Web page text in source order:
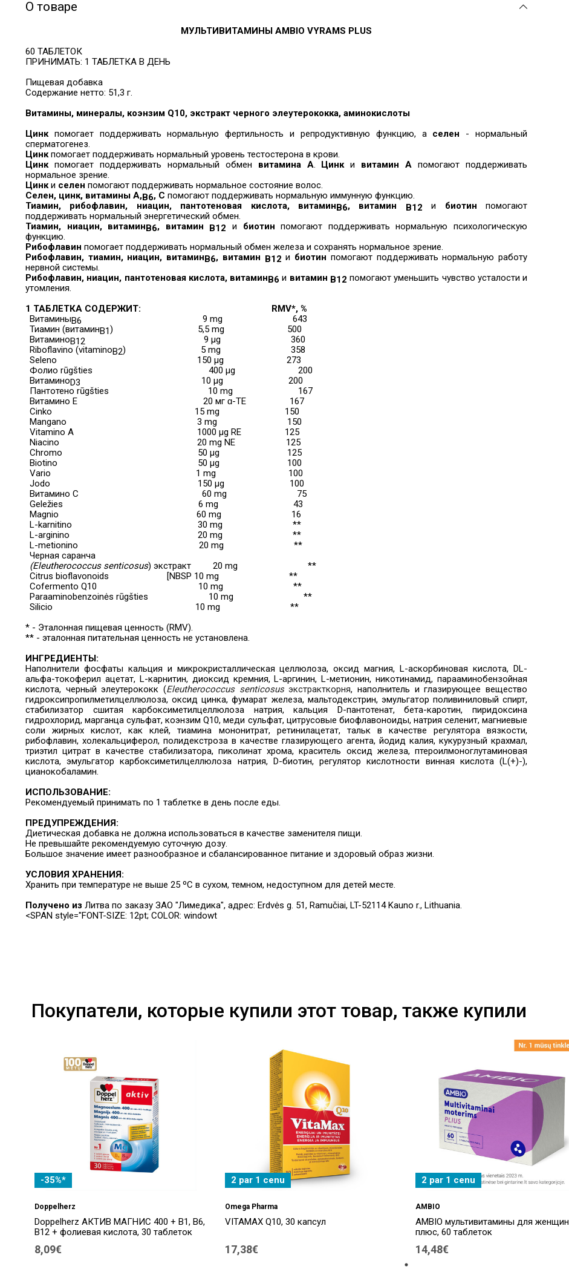
О товаре
МУЛЬТИВИТАМИНЫ AMBIO VYRAMS PLUS
60 ТАБЛЕТОК
ПРИНИМАТЬ: 1 ТАБЛЕТКА В ДЕНЬ
Пищевая добавка
Содержание нетто: 51,3 г.
Витамины, минералы, коэнзим Q10, экстракт черного элеутерококка, аминокислоты
Цинк помогает поддерживать нормальную фертильность и репродуктивную функцию, а селен - нормальный
сперматогенез.
Цинк помогает поддерживать нормальный уровень тестостерона в крови.
Цинк помогает поддерживать нормальный обмен витамина А Цинк и витамин А помогают поддерживать
нормальное зрение.
Цинк и селен помогают поддерживать нормальное состояние волос.
Селен, цинк, витамины А,В6, С помогают поддерживать нормальную иммунную функцию.
Тиамин, рибофлавин, ниацин, пантотеновая кислота, витамин В6, витамин В12 и биотин помогают
поддерживать нормальный энергетический обмен.
Тиамин, ниацин, витамин В6, витамин В12 и биотин помогают поддерживать нормальную психологическую
функцию.
Рибофлавин помогает поддерживать нормальный обмен железа и сохранять нормальное зрение.
Рибофлавин, тиамин, ниацин, витамин В6, витамин В12 и биотин помогают поддерживать нормальную работу
нервной системы.
Рибофлавин, ниацин, пантотеновая кислота, витамин В6 и витамин B12 помогают уменьшить чувство усталости и
утомления.
1 ТАБЛЕТКА СОДЕРЖИТ:
RMV*, %
ВитаминыB6 9 mg
643
Тиамин (витаминB1) 5,5 mg
500
ВитаминоB12 9 μg
360
Riboflavino (vitaminoB2) 5 mg
358
Seleno
150 μg
273
Фолио rūgšties
400 μg
200
ВитаминоD3 10 μg
200
Пантотено rūgšties
10 mg
167
Витамино E
20 мг ɑ-TE
167
Cinko
15 mg
150
Mangano
3 mg
150
Vitamino A
1000 μg RE
125
Niacino
20 mg NE
125
Chromo
50 μg
125
Biotino
50 μg
100
Vario
1 mg
100
Jodo
150 μg
100
Витамино C
60 mg
75
Geležies
6 mg
43
Magnio
60 mg
16
L-karnitino
30 mg
**
L-arginino
20 mg
**
L-metionino
20 mg
**
Черная саранча
(Eleutherococcus senticosus) экстракт 20 mg
**
Citrus bioflavonoids [NBSP 10 mg
**
Cofermento Q10
10 mg
**
Paraaminobenzoinės rūgšties
10 mg
**
Silicio
10 mg
**
* - Эталонная пищевая ценность (RMV).
** - эталонная питательная ценность не установлена.
ИНГРЕДИЕНТЫ:
Наполнители фосфаты кальция и микрокристаллическая целлюлоза, оксид магния, L-аскорбиновая кислота, DL-
альфа-токоферил ацетат, L-карнитин, диоксид кремния, L-аргинин, L-метионин, никотинамид, парааминобензойная
кислота, черный элеутерококк (Eleutherococcus senticosus экстракткорня, наполнитель и глазирующее вещество
гидроксипропилметилцеллюлоза, оксид цинка, фумарат железа, мальтодекстрин, эмульгатор поливиниловый спирт,
стабилизатор сшитая карбоксиметилцеллюлоза натрия, кальция D-пантотенат, бета-каротин, пиридоксина
гидрохлорид, марганца сульфат, коэнзим Q10, меди сульфат, цитрусовые биофлавоноиды, натрия селенит, магниевые
соли жирных кислот, как клей, тиамина мононитрат, ретинилацетат, тальк в качестве регулятора вязкости,
рибофлавин, холекальциферол, полидекстроза в качестве глазирующего агента, йодид калия, кукурузный крахмал,
триэтил цитрат в качестве стабилизатора, пиколинат хрома, краситель оксид железа, птероилмоноглутаминовая
кислота, эмульгатор карбоксиметилцеллюлоза натрия, D-биотин, регулятор кислотности винная кислота (L(+)-),
цианокобаламин.
ИСПОЛЬЗОВАНИЕ:
Рекомендуемый принимать по 1 таблетке в день после еды.
ПРЕДУПРЕЖДЕНИЯ:
Диетическая добавка не должна использоваться в качестве заменителя пищи.
Не превышайте рекомендуемую суточную дозу.
Большое значение имеет разнообразное и сбалансированное питание и здоровый образ жизни.
УСЛОВИЯ ХРАНЕНИЯ:
Хранить при температуре не выше 25 ºC в сухом, темном, недоступном для детей месте.
Получено из Литва по заказу ЗАО "Лимедика", адрес: Erdvės g. 51, Ramučiai, LT-52114 Kauno r., Lithuania.
<SPAN style="FONT-SIZE: 12pt; COLOR: windowt
Покупатели, которые купили этот товар, также купили
-35%*
Doppelherz
Doppelherz АКТИВ МАГНИС 400 + B1, B6,
B12 + фолиевая кислота, 30 таблеток
8,09€
2 par 1 cenu
Omega Pharma
VITAMAX Q10, 30 капсул
17,38€
2 par 1 cenu
AMBIO
AMBIO мультивитамины для женщин
плюс, 60 таблеток
14,48€